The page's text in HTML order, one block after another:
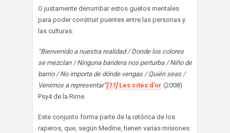
O justamente derrumbar estos guetos mentales
para poder construir puentes entre las personas y
las culturas:
“Bienvenido a nuestra realidad / Donde los colores
se mezclan / Ninguna bandera nos perturba / Niño de
barrio / No importa de dónde vengas / Quién seas /
Venimos a representar”[11] Les cités d’or (2008)
Psy4 de la Rime.
Este conjunto forma parte de la retórica de los
raperos, que, según Medine, tienen varias misiones: